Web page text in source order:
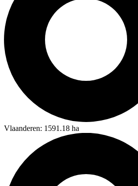
Vlaanderen: 1591.18 ha